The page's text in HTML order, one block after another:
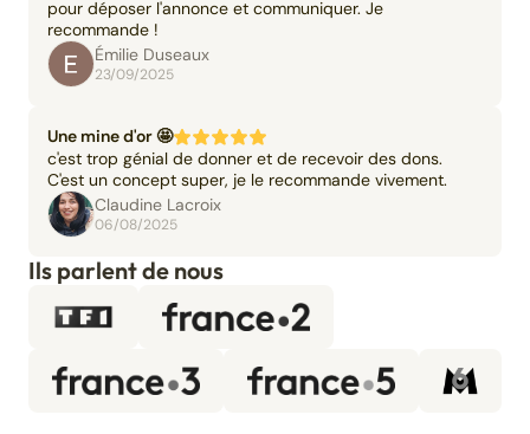
pour déposer l'annonce et communiquer. Je
recommande !
Émilie Duseaux
23/09/2025
Une mine d'or 🤩
c'est trop génial de donner et de recevoir des dons.
C'est un concept super, je le recommande vivement.
Claudine Lacroix
06/08/2025
Ils parlent de nous